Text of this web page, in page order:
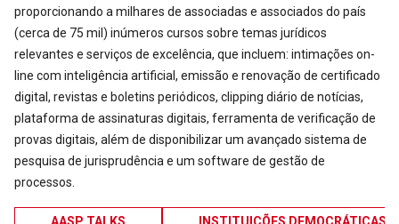
proporcionando a milhares de associadas e associados do país
(cerca de 75 mil) inúmeros cursos sobre temas jurídicos
relevantes e serviços de excelência, que incluem: intimações on-
line com inteligência artificial, emissão e renovação de certificado
digital, revistas e boletins periódicos, clipping diário de notícias,
plataforma de assinaturas digitais, ferramenta de verificação de
provas digitais, além de disponibilizar um avançado sistema de
pesquisa de jurisprudência e um software de gestão de
processos.